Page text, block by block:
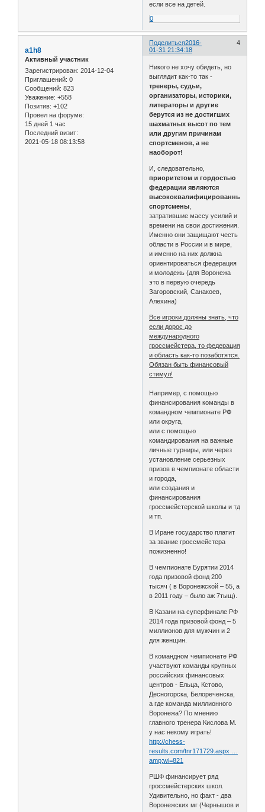
если все на детей.
0
Поделиться 4
2016-
01-31 21:34:18
a1h8
Активный участник
Зарегистрирован: 2014-12-04
Приглашений: 0
Сообщений: 823
Уважение: +558
Позитив: +102
Провел на форуме:
15 дней 1 час
Последний визит:
2021-05-18 08:13:58
Никого не хочу обидеть, но
выглядит как-то так -
тренеры, судьи,
организаторы, историки,
литераторы и другие
берутся из не достигших
шахматных высот по тем
или другим причинам
спортсменов, а не
наоборот!
И, следовательно,
приоритетом и гордостью
федерации являются
высококвалифицированные
спортсмены,
затратившие массу усилий и
времени на свои достижения.
Именно они защищают честь
области в России и в мире,
и именно на них должна
ориентироваться федерация
и молодежь (для Воронежа
это в первую очередь
Загоровский, Санакоев,
Алехина)
Все игроки должны знать, что
если дорос до
международного
гроссмейстера, то федерация
и область как-то позаботятся.
Обязан быть финансовый
стимул!
Например, с помощью
финансирования команды в
командном чемпионате РФ
или округа,
или с помощью
командирования на важные
личные турниры, или через
установление серьезных
призов в чемпионате области
и города,
или создания и
финансирования
гроссмейстерской школы и тд
и тп.
В Иране государство платит
за звание гроссмейстера
пожизненно!
В чемпионате Бурятии 2014
года призовой фонд 200
тысяч ( в Воронежской – 55, а
в 2011 году – было аж 7тыщ).
В Казани на суперфинале РФ
2014 года призовой фонд – 5
миллионов для мужчин и 2
для женщин.
В командном чемпионате РФ
участвуют команды крупных
российских финансовых
центров - Ельца, Кстово,
Десногорска, Белореченска,
а где команда миллионного
Воронежа? По мнению
главного тренера Кислова М.
у нас некому играть!
http://chess-
results.com/tnr171729.aspx …
amp;wi=821
РШФ финансирует ряд
гроссмейстерских школ.
Удивительно, но факт - два
Воронежских мг (Чернышов и